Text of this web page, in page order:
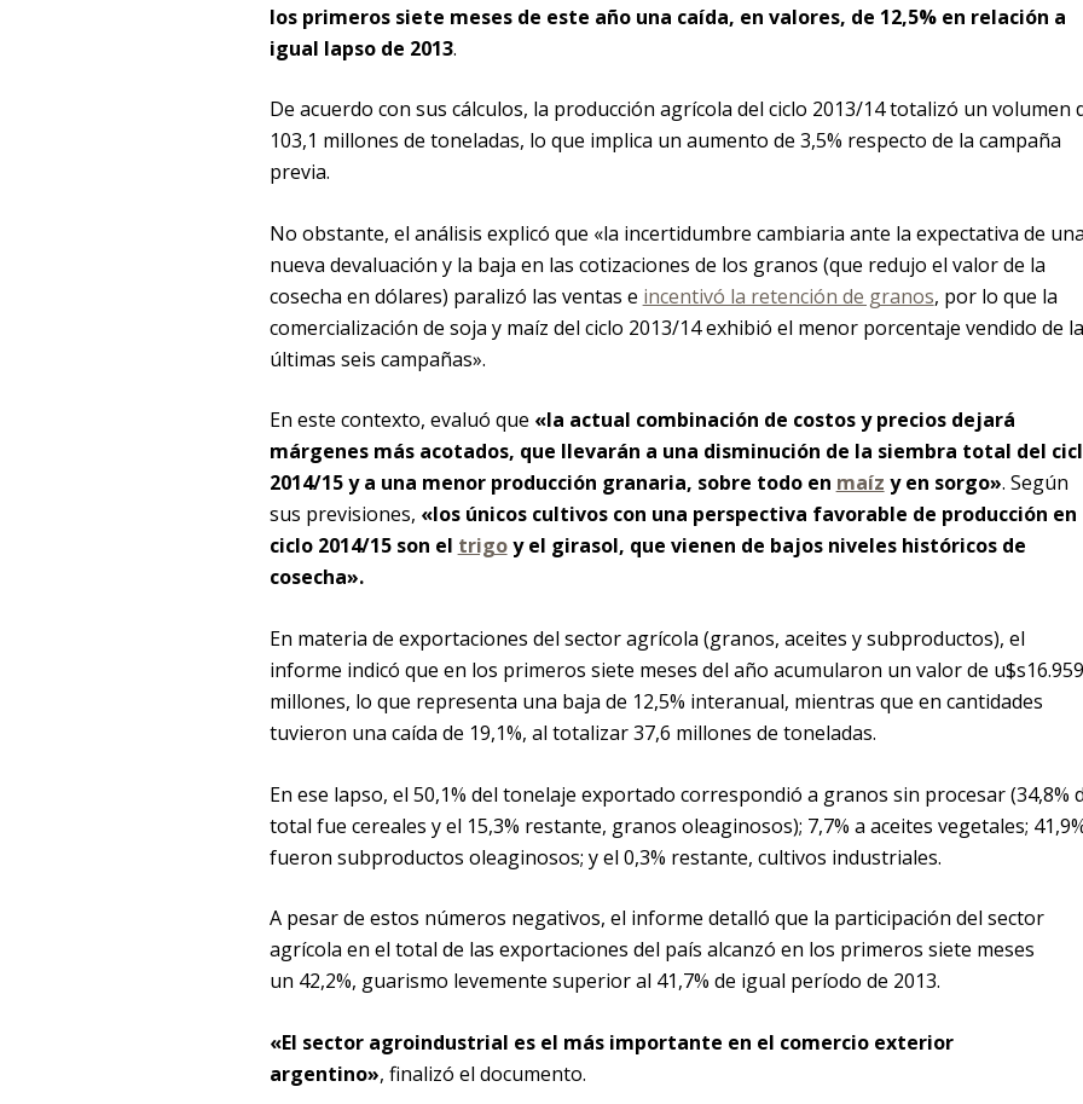
los primeros siete meses de este año una caída, en valores, de 12,5% en relación a
igual lapso de 2013.
De acuerdo con sus cálculos, la producción agrícola del ciclo 2013/14 totalizó un volumen
103,1 millones de toneladas, lo que implica un aumento de 3,5% respecto de la campaña
previa.
No obstante, el análisis explicó que «la incertidumbre cambiaria ante la expectativa de
nueva devaluación y la baja en las cotizaciones de los granos (que redujo el valor de la
cosecha en dólares) paralizó las ventas e incentivó la retención de granos, por lo que la
comercialización de soja y maíz del ciclo 2013/14 exhibió el menor porcentaje vendido de
últimas seis campañas».
En este contexto, evaluó que «la actual combinación de costos y precios dejará
márgenes más acotados, que llevarán a una disminución de la siembra total del
2014/15 y a una menor producción granaria, sobre todo en maíz y en sorgo». Según
sus previsiones, «los únicos cultivos con una perspectiva favorable de producción en
ciclo 2014/15 son el trigoy el girasol, que vienen de bajos niveles históricos de
cosecha».
En materia de exportaciones del sector agrícola (granos, aceites y subproductos), el
informe indicó que en los primeros siete meses del año acumularon un valor de u$s16.959
millones, lo que representa una baja de 12,5% interanual, mientras que en cantidades
tuvieron una caída de 19,1%, al totalizar 37,6 millones de toneladas.
En ese lapso, el 50,1% del tonelaje exportado correspondió a granos sin procesar (34,8%
total fue cereales y el 15,3% restante, granos oleaginosos); 7,7% a aceites vegetales;
fueron subproductos oleaginosos; y el 0,3% restante, cultivos industriales.
A pesar de estos números negativos, el informe detalló que la participación del sector
agrícola en el total de las exportaciones del país alcanzó en los primeros siete meses
un 42,2%, guarismo levemente superior al 41,7% de igual período de 2013.
«El sector agroindustrial es el más importante en el comercio exterior
argentino», finalizó el documento.